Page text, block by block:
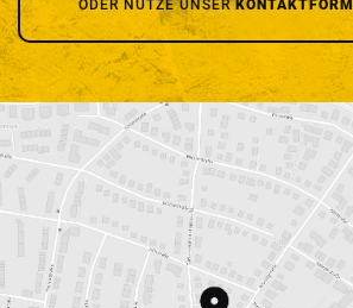
ODER NUTZE UNSER
SCHREIB UNS
Vor- und Nachname
E-Mail Adresse